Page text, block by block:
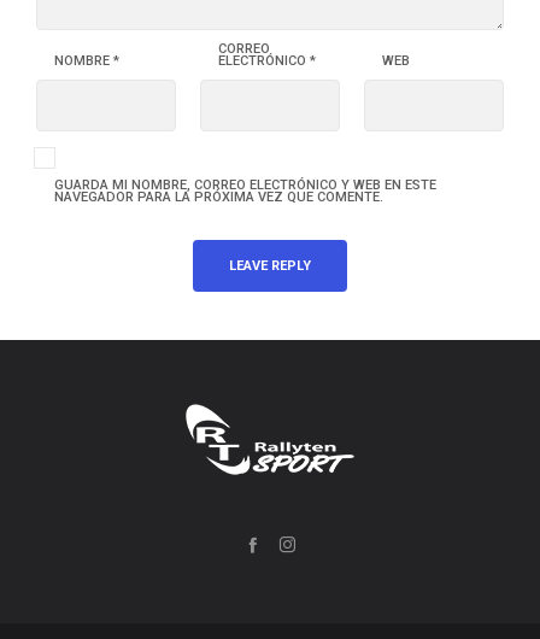
NOMBRE *
CORREO
ELECTRÓNICO * WEB
GUARDA MI NOMBRE, CORREO ELECTRÓNICO Y WEB EN ESTE
NAVEGADOR PARA LA PRÓXIMA VEZ QUE COMENTE.